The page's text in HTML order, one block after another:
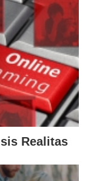
Realitas